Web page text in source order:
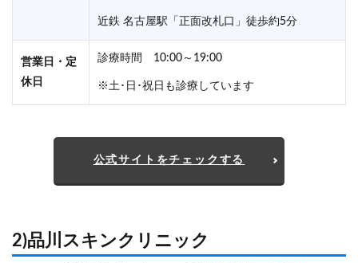
近鉄 名古屋駅「正面改札口」徒歩約5分
営業日・定
休日
診療時間 10:00～19:00
※土･日･祝日も診療しています
公式サイトをチェックする
2)品川スキンクリニック